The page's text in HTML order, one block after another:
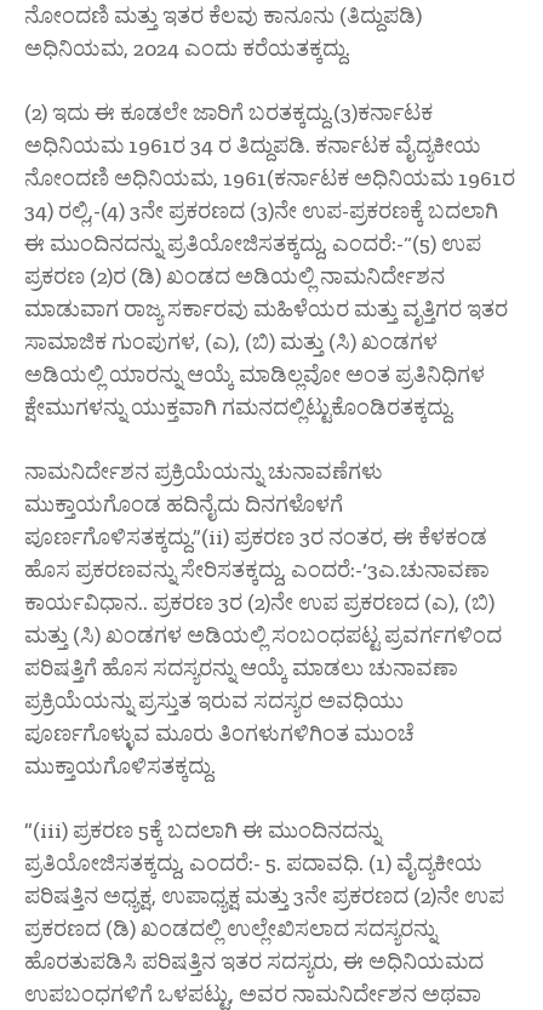
ನೋಂದಣಿ ಮತ್ತು ಇತರ ಕೆಲವು ಕಾನೂನು (ತಿದ್ದುಪಡಿ)
ಅಧಿನಿಯಮ, 2024 ಎಂದು ಕರೆಯತಕ್ಕದ್ದು.
(2) ಇದು ಈ ಕೂಡಲೇ ಜಾರಿಗೆ ಬರತಕ್ಕದ್ದು.(3)ಕರ್ನಾಟಕ
ಅಧಿನಿಯಮ 1961ರ 34 ರ ತಿದ್ದುಪಡಿ. ಕರ್ನಾಟಕ ವೈದ್ಯಕೀಯ
ನೋಂದಣಿ ಅಧಿನಿಯಮ, 1961(ಕರ್ನಾಟಕ ಅಧಿನಿಯಮ 1961ರ
34) ರಲ್ಲಿ,-(4) 3ನೇ ಪ್ರಕರಣದ (3)ನೇ ಉಪ-ಪ್ರಕರಣಕ್ಕೆ ಬದಲಾಗಿ
ಈ ಮುಂದಿನದನ್ನು ಪ್ರತಿಯೋಜಿಸತಕ್ಕದ್ದು, ಎಂದರೆ:-“(5) ಉಪ
ಪ್ರಕರಣ (2)ರ (ಡಿ) ಖಂಡದ ಅಡಿಯಲ್ಲಿ ನಾಮನಿರ್ದೇಶನ
ಮಾಡುವಾಗ ರಾಜ್ಯ ಸರ್ಕಾರವು ಮಹಿಳೆಯರ ಮತ್ತು ವೃತ್ತಿಗರ ಇತರ
ಸಾಮಾಜಿಕ ಗುಂಪುಗಳ, (ಎ), (ಬಿ) ಮತ್ತು (ಸಿ) ಖಂಡಗಳ
ಅಡಿಯಲ್ಲಿ ಯಾರನ್ನು ಆಯ್ಕೆ ಮಾಡಿಲ್ಲವೋ ಅಂತ ಪ್ರತಿನಿಧಿಗಳ
ಕ್ಷೇಮುಗಳನ್ನು ಯುಕ್ತವಾಗಿ ಗಮನದಲ್ಲಿಟ್ಟುಕೊಂಡಿರತಕ್ಕದ್ದು.
ನಾಮನಿರ್ದೇಶನ ಪ್ರಕ್ರಿಯೆಯನ್ನು ಚುನಾವಣೆಗಳು
ಮುಕ್ತಾಯಗೊಂಡ ಹದಿನೈದು ದಿನಗಳೊಳಗೆ
ಪೂರ್ಣಗೊಳಿಸತಕ್ಕದ್ದು.”(ii) ಪ್ರಕರಣ 3ರ ನಂತರ, ಈ ಕೆಳಕಂಡ
ಹೊಸ ಪ್ರಕರಣವನ್ನು ಸೇರಿಸತಕ್ಕದ್ದು, ಎಂದರೆ:-‘3ಎ.ಚುನಾವಣಾ
ಕಾರ್ಯವಿಧಾನ.. ಪ್ರಕರಣ 3ರ (2)ನೇ ಉಪ ಪ್ರಕರಣದ (ಎ), (ಬಿ)
ಮತ್ತು (ಸಿ) ಖಂಡಗಳ ಅಡಿಯಲ್ಲಿ ಸಂಬಂಧಪಟ್ಟ ಪ್ರವರ್ಗಗಳಿಂದ
ಪರಿಷತ್ತಿಗೆ ಹೊಸ ಸದಸ್ಯರನ್ನು ಆಯ್ಕೆ ಮಾಡಲು ಚುನಾವಣಾ
ಪ್ರಕ್ರಿಯೆಯನ್ನು ಪ್ರಸ್ತುತ ಇರುವ ಸದಸ್ಯರ ಅವಧಿಯು
ಪೂರ್ಣಗೊಳ್ಳುವ ಮೂರು ತಿಂಗಳುಗಳಿಗಿಂತ ಮುಂಚೆ
ಮುಕ್ತಾಯಗೊಳಿಸತಕ್ಕದ್ದು.
”(iii) ಪ್ರಕರಣ 5ಕ್ಕೆ ಬದಲಾಗಿ ಈ ಮುಂದಿನದನ್ನು
ಪ್ರತಿಯೋಜಿಸತಕ್ಕದ್ದು, ಎಂದರೆ:- 5. ಪದಾವಧಿ. (1) ವೈದ್ಯಕೀಯ
ಪರಿಷತ್ತಿನ ಅಧ್ಯಕ್ಷ, ಉಪಾಧ್ಯಕ್ಷ ಮತ್ತು 3ನೇ ಪ್ರಕರಣದ (2)ನೇ ಉಪ
ಪ್ರಕರಣದ (ಡಿ) ಖಂಡದಲ್ಲಿ ಉಲ್ಲೇಖಿಸಲಾದ ಸದಸ್ಯರನ್ನು
ಹೊರತುಪಡಿಸಿ ಪರಿಷತ್ತಿನ ಇತರ ಸದಸ್ಯರು, ಈ ಅಧಿನಿಯಮದ
ಉಪಬಂಧಗಳಿಗೆ ಒಳಪಟ್ಟು, ಅವರ ನಾಮನಿರ್ದೇಶನ ಅಥವಾ